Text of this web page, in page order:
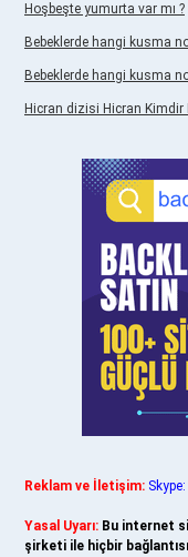
Hoşbeşte yumurta var mı ?
Bebeklerde hangi kusma
Bebeklerde hangi kusma
Hicran dizisi Hicran Kimdir
Reklam ve İletişim:
Yasal Uyarı: Bu internet
şirketi ile hiçbir